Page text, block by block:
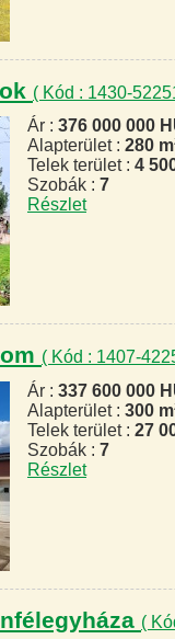
( Kód : 1430-
Ár : 376 000 000
Alapterület : 280
Telek terület : 4
Szobák : 7
Részlet
( Kód : 1407-
Ár : 337 600 000
Alapterület : 300
Telek terület : 27
Szobák : 7
Részlet
(